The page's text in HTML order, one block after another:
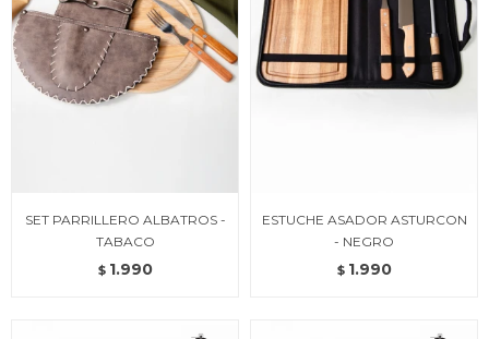
SET PARRILLERO ALBATROS -
TABACO
$ 1.990
ESTUCHE ASADOR ASTURCON
- NEGRO
$ 1.990